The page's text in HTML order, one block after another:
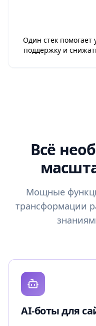
Один стек помогает
поддержку и
Всё
Мощные
трансформации
AI-боты для